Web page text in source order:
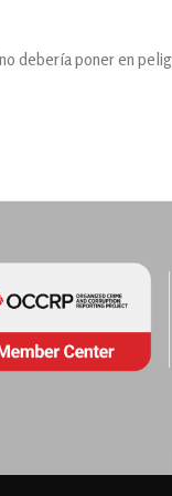
debería poner en